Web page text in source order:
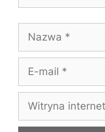
Nazwa
Witryna
internetowa